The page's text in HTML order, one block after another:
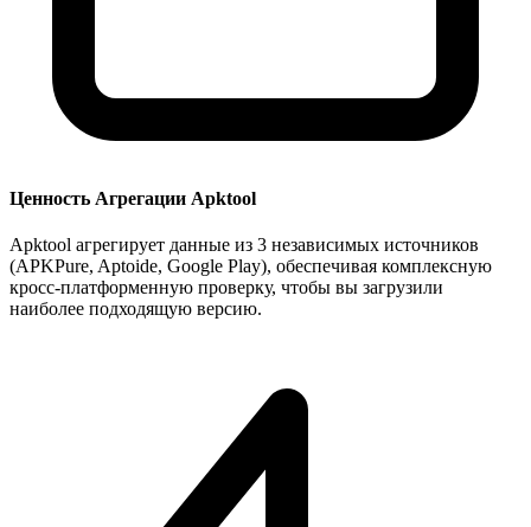
Ценность Агрегации Apktool
Apktool агрегирует данные из 3 независимых источников
(APKPure, Aptoide, Google Play), обеспечивая комплексную
кросс-платформенную проверку, чтобы вы загрузили
наиболее подходящую версию.